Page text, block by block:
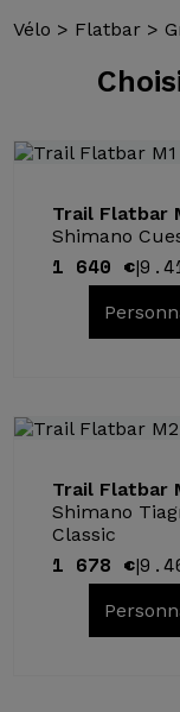
Vélo > Flatbar >
Trail Flatbar
Shimano
1 640 €|
Trail Flatbar
Shimano
Classic
1 678 €|